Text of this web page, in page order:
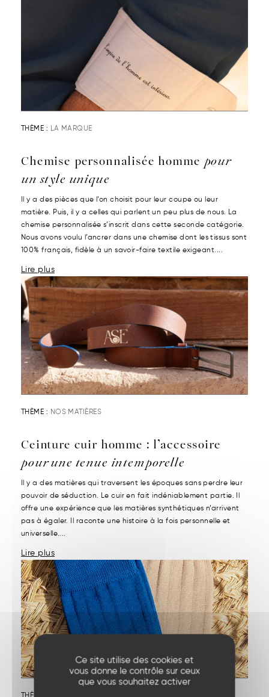
Ce site utilise des cookies et
vous donne le contrôle sur ceux
que vous souhaitez activer
THÈME : LA MARQUE
Chemise personnalisée homme pour
un style unique
Il y a des pièces que l’on choisit pour leur coupe ou leur
matière. Puis, il y a celles qui parlent un peu plus de nous. La
chemise personnalisée s’inscrit dans cette seconde catégorie.
Nous avons voulu l’ancrer dans une chemise dont les tissus sont
100% français, fidèle à un savoir-faire textile exigeant....
Lire plus
THÈME : NOS MATIÈRES
Ceinture cuir homme : l’accessoire
pour une tenue intemporelle
Il y a des matières qui traversent les époques sans perdre leur
pouvoir de séduction. Le cuir en fait indéniablement partie. Il
offre une expérience que les matières synthétiques n’arrivent
pas à égaler. Il raconte une histoire à la fois personnelle et
universelle....
Lire plus